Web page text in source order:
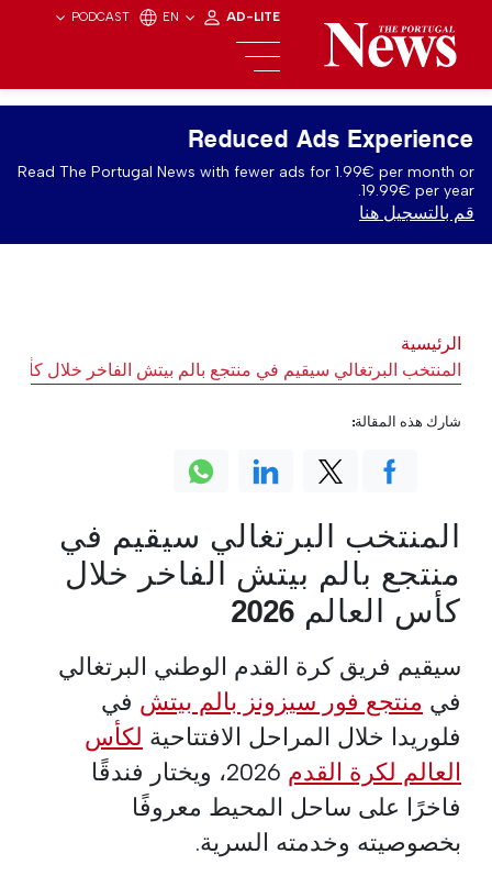
PODCAST EN AD-LITE
Reduced Ads Experience
Read The Portugal News with fewer ads for 1.99€ per month or
19.99€ per year.
قم بالتسجيل هنا
الرئيسية
المنتخب البرتغالي سيقيم في منتجع بالم بيتش الفاخر خلال كأس
المنتخب البرتغالي سيقيم في
منتجع بالم بيتش الفاخر خلال
كأس العالم 2026
سيقيم فريق كرة القدم الوطني البرتغالي
في منتجع فور سيزونز بالم بيتش في
فلوريدا خلال المراحل الافتتاحية لكأس
العالم لكرة القدم
2026، ويختار فندقًا
فاخرًا على ساحل المحيط معروفًا
بخصوصيته وخدمته السرية.
شارك هذه المقالة: